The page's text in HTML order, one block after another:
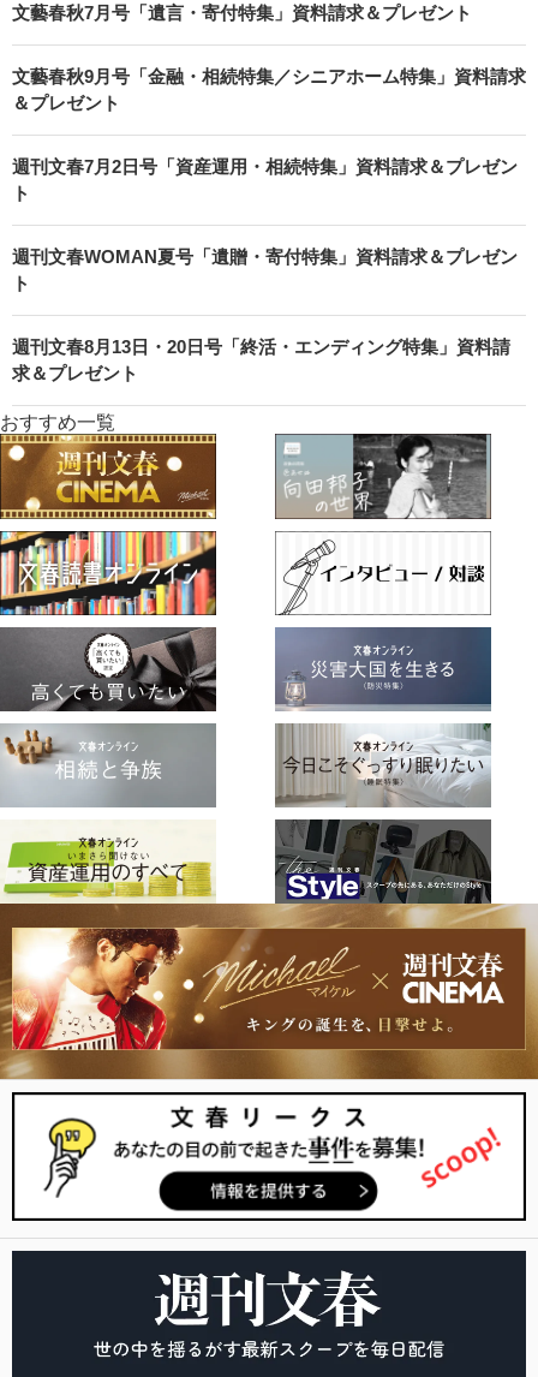
文藝春秋7月号「遺言・寄付特集」資料請求＆プレゼント
文藝春秋9月号「金融・相続特集／シニアホーム特集」資料請求
＆プレゼント
週刊文春7月2日号「資産運用・相続特集」資料請求＆プレゼン
ト
週刊文春WOMAN夏号「遺贈・寄付特集」資料請求＆プレゼン
ト
週刊文春8月13日・20日号「終活・エンディング特集」資料請
求＆プレゼント
おすすめ一覧